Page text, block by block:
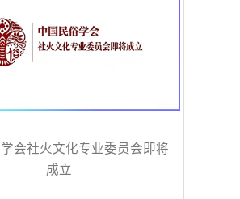
会社火文化专业委员会即将
成立